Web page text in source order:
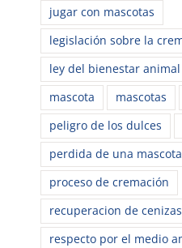
jugar con mascotas
legislación sobre la
ley del bienestar animal
mascota
mascotas
peligro de los dulces
perdida de una mascota
proceso de cremación
recuperacion de cenizas
respecto por el medio